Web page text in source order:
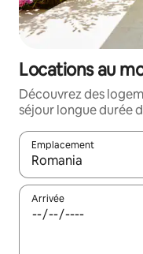
Locations au
Découvrez des
séjour longue durée
Emplacement
Quand les résultats
Arrivée